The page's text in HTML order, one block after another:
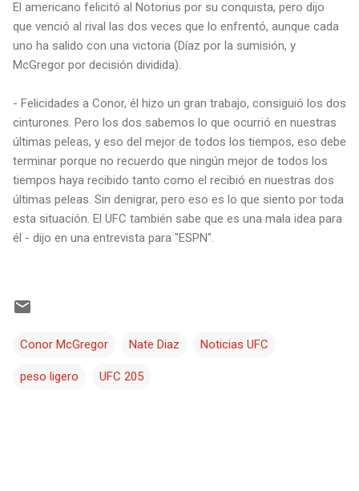
El americano felicitó al Notorius por su conquista, pero dijo
que venció al rival las dos veces que lo enfrentó, aunque cada
uno ha salido con una victoria (Díaz por la sumisión, y
McGregor por decisión dividida).
- Felicidades a Conor, él hizo un gran trabajo, consiguió los dos
cinturones. Pero los dos sabemos lo que ocurrió en nuestras
últimas peleas, y eso del mejor de todos los tiempos, eso debe
terminar porque no recuerdo que ningún mejor de todos los
tiempos haya recibido tanto como el recibió en nuestras dos
últimas peleas. Sin denigrar, pero eso es lo que siento por toda
esta situación. El UFC también sabe que es una mala idea para
él - dijo en una entrevista para "ESPN".
Conor McGregor Nate Diaz Noticias UFC
peso ligero UFC 205